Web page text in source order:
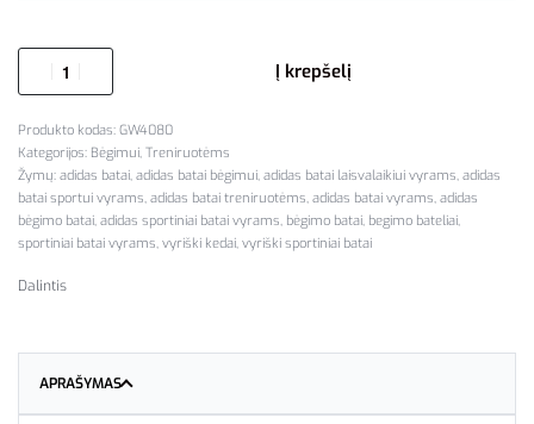
Į krepšelį
GW4080
Kategorijos: Bėgimui, Treniruotėms
Žymų: adidas batai, adidas batai bėgimui, adidas batai laisvalaikiui vyrams, adidas
batai sportui vyrams, adidas batai treniruotėms, adidas batai vyrams, adidas
bėgimo batai, adidas sportiniai batai vyrams, bėgimo batai, begimo bateliai,
sportiniai batai vyrams, vyriški kedai, vyriški sportiniai batai
Dalintis
APRAŠYMAS